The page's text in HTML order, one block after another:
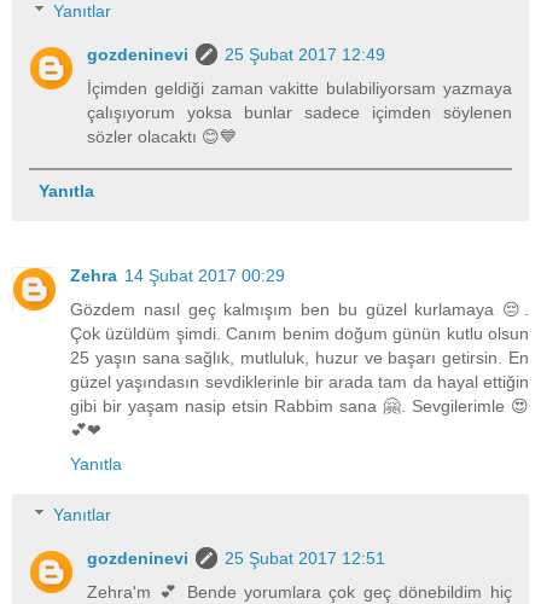
Yanıtlar
gozdeninevi
25 Şubat 2017 12:49
İçimden geldiği zaman vakitte bulabiliyorsam yazmaya
çalışıyorum yoksa bunlar sadece içimden söylenen
sözler olacaktı 😊💙
Yanıtla
Zehra 14 Şubat 2017 00:29
Gözdem nasıl geç kalmışım ben bu güzel kurlamaya 😔.
Çok üzüldüm şimdi. Canım benim doğum günün kutlu olsun
25 yaşın sana sağlık, mutluluk, huzur ve başarı getirsin. En
güzel yaşındasın sevdiklerinle bir arada tam da hayal ettiğin
gibi bir yaşam nasip etsin Rabbim sana 🤗. Sevgilerimle 😍
💕❤
Yanıtla
Yanıtlar
gozdeninevi
25 Şubat 2017 12:51
Zehra'm 💕 Bende yorumlara çok geç dönebildim hiç